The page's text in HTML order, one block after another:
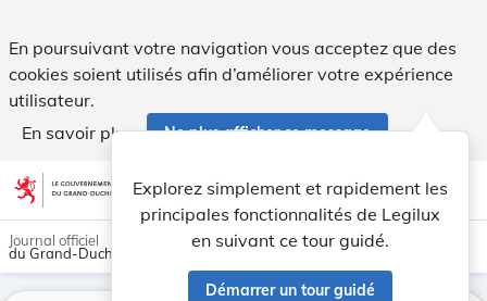
En poursuivant votre navigation vous acceptez que des
cookies soient utilisés afin d’améliorer votre expérience
utilisateur.
En savoir plus
Ne plus afficher ce message
Aller au contenu account_circle help Aide
Explorez simplement et rapidement les
principales fonctionnalités de Legilux
en suivant ce tour guidé.
Démarrer un tour guidé
light_mode dark_mode
Journal officiel
du Grand-Duché de Luxembourg